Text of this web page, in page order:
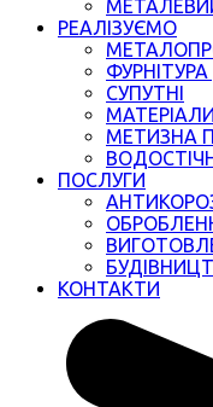
РЕАЛІЗУЄМО
СУПУТНІ
МЕТИЗНА
ПОСЛУГИ
КОНТАКТИ